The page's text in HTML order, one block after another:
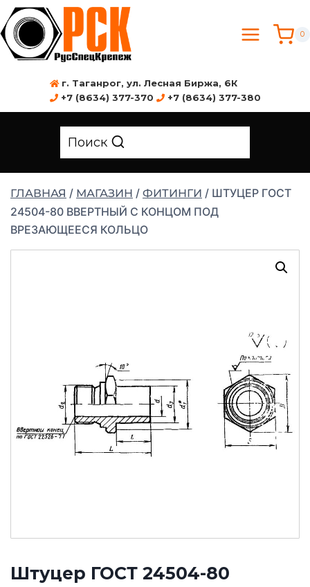
0
г. Таганрог, ул. Лесная Биржа, 6К
+7 (8634) 377-370
+7 (8634) 377-380
Поиск
ГЛАВНАЯ / МАГАЗИН / ФИТИНГИ / ШТУЦЕР ГОСТ
24504-80 ВВЕРТНЫЙ С КОНЦОМ ПОД
ВРЕЗАЮЩЕЕСЯ КОЛЬЦО
Штуцер ГОСТ 24504-80